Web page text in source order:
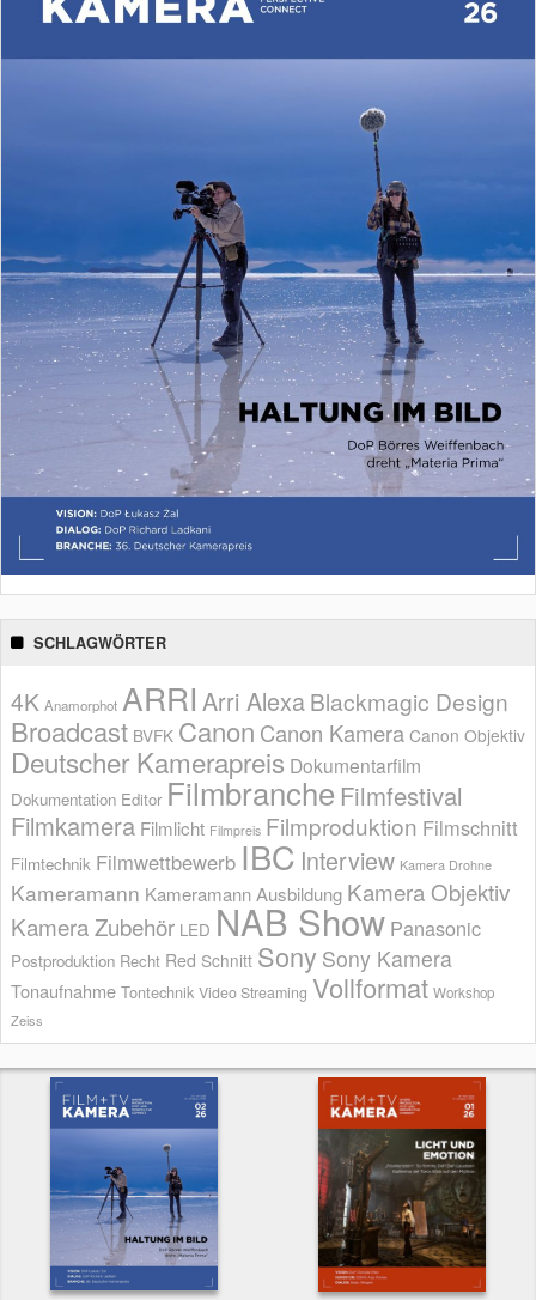
SCHLAGWÖRTER
4K Anamorphot ARRI Arri AlexaBlackmagic Design
Broadcast BVFK Canon Canon Kamera Canon Objektiv
Deutscher Kamerapreis Dokumentarfilm
Dokumentation Editor Filmbranche Filmfestival
Filmkamera Filmlicht Filmpreis Filmproduktion Filmschnitt
Filmtechnik Filmwettbewerb IBC Interview Kamera Drohne
Kameramann Kameramann Ausbildung Kamera Objektiv
Kamera Zubehör LED NAB Show Panasonic
Postproduktion Recht Red Schnitt Sony Sony Kamera
Tonaufnahme Tontechnik Video Streaming Vollformat Workshop
Zeiss